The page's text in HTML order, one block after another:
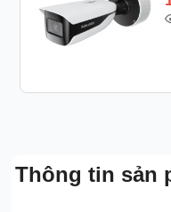
Thông tin sản